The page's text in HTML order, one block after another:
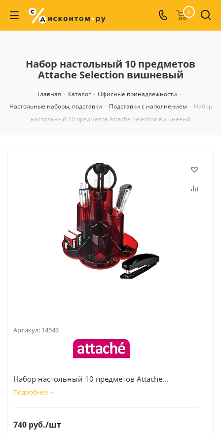
0
Набор настольный 10 предметов
Attache Selection вишневый
Главная - Каталог - Офисные принадлежности -
Настольные наборы, подставки - Подставки с наполнением - Набор
настольный 10 предметов Attache Selection вишневый
Артикул: 14543
Набор настольный 10 предметов Attache...
Подробнее
740 руб./шт